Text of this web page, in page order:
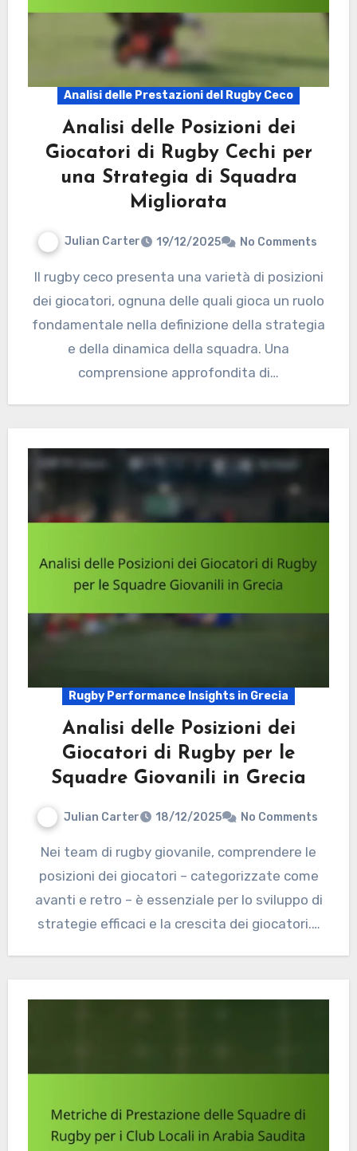
Analisi delle Prestazioni del Rugby Ceco
Analisi delle Posizioni dei
Giocatori di Rugby Cechi per
una Strategia di Squadra
Migliorata
Julian Carter 19/12/2025 No Comments
Il rugby ceco presenta una varietà di posizioni
dei giocatori, ognuna delle quali gioca un ruolo
fondamentale nella definizione della strategia
e della dinamica della squadra. Una
comprensione approfondita di…
Rugby Performance Insights in Grecia
Analisi delle Posizioni dei
Giocatori di Rugby per le
Squadre Giovanili in Grecia
Julian Carter 18/12/2025 No Comments
Nei team di rugby giovanile, comprendere le
posizioni dei giocatori – categorizzate come
avanti e retro – è essenziale per lo sviluppo di
strategie efficaci e la crescita dei giocatori.…